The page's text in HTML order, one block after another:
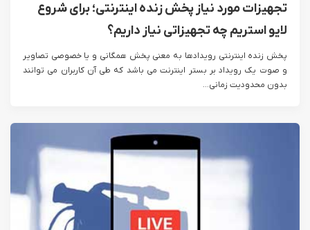
تجهیزات مورد نیاز پخش زنده اینترنتی؛ برای شروع
لایو استریم چه تجهیزاتی نیاز داریم؟
پخش زنده اینترنتی رویداد‌ها به معنی پخش همگانی و یا خصوصی تصاویر
و صوت یک رویداد بر بستر اینترنت می باشد که طی آن کاربران می توانند
بدون محدودیت زمانی...